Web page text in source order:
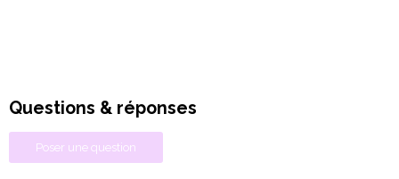
Questions & réponses
Poser une question